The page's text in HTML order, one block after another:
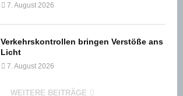
7. August 2026
Verkehrskontrollen bringen Verstöße ans
Licht
7. August 2026
WEITERE BEITRÄGE